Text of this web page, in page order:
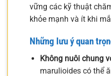
vững các kỹ thuật
khỏe mạnh và ít khi
Những lưu ý quan
Không nuôi chung
marulioides có thể